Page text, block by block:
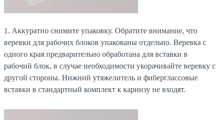
1. Аккуратно снимите упаковку. Обратите внимание, что
веревки для рабочих блоков упакованы отдельно. Веревка с
одного края предварительно обработана для вставки в
рабочий блок, в случае необходимости укорачивайте веревку с
другой стороны. Нижний утяжелитель и фиберглассовые
вставки в стандартный комплект к карнизу не входят.